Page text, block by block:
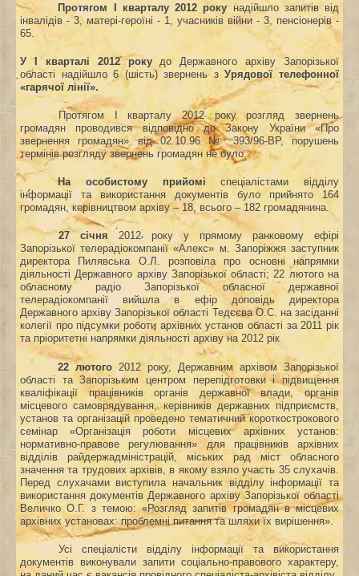
Протягом І кварталу 2012 року надійшло запитів від
інвалідів - 3, матері-героїні - 1, учасників війни - 3, пенсіонерів -
65.
У І кварталі 2012 рокудо Державного архіву Запорізької
області надійшло 6 (шість) звернень зУрядової телефонної
«гарячої лінії».
Протягом І кварталу 2012 року розгляд звернень
громадян проводився відповідно до Закону України «Про
звернення громадян» від 02.10.96 № 393/96-ВР, порушень
термінів розгляду звернень громадян не було.
На особистому прийомі спеціалістами відділу
інформації та використання документів було прийнято 164
громадян, керівництвом архіву – 18, всього – 182 громадянина.
27 січня 2012 року у прямому ранковому ефірі
Запорізької телерадіокомпанії «Алекс» м. Запоріжжя заступник
директора Пилявська О.Л. розповіла про основні напрямки
діяльності Державного архіву Запорізької області; 22 лютого на
обласному радіо Запорізької обласної державної
телерадіокомпанії вийшла в ефір доповідь директора
Державного архіву Запорізької області Тедєєва О.С. на засіданні
колегії про підсумки роботи архівних установ області за 2011 рік
та пріоритетні напрямки діяльності архіву на 2012 рік
22 лютого 2012 року, Державним архівом Запорізької
області та Запорізьким центром перепідготовки і підвищення
кваліфікації працівників органів державної влади, органів
місцевого самоврядування, керівників державних підприємств,
установ та організацій проведено тематичний короткострокового
семінар «Організація роботи місцевих архівних установ:
нормативно-правове регулювання» для працівників архівних
відділів райдержадміністрацій, міських рад міст обласного
значення та трудових архівів, в якому взяло участь 35 слухачів.
Перед слухачами виступила начальник відділу інформації та
використання документів Державного архіву Запорізької області
Величко О.Г. з темою: «Розгляд запитів громадян в місцевих
архівних установах: проблемні питання та шляхи їх вирішення».
Усі спеціалісти відділу інформації та використання
документів виконували запити соціально-правового характеру,